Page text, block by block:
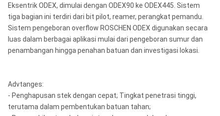
Eksentrik ODEX, dimulai dengan ODEX90 ke ODEX445. Sistem
tiga bagian ini terdiri dari bit pilot, reamer, perangkat pemandu.
Sistem pengeboran overflow ROSCHEN ODEX digunakan secara
luas dalam berbagai aplikasi mulai dari pengeboran sumur dan
penambangan hingga penahan batuan dan investigasi lokasi.
Advtanges:
- Penghapusan stek dengan cepat; Tingkat penetrasi tinggi,
terutama dalam pembentukan batuan tahan;